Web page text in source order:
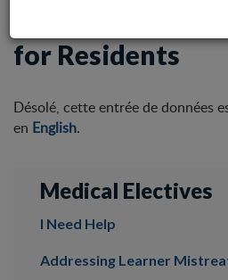
Clinical
for Residents
Désolé, cette entrée de données
en English.
Medical Electives
I Need Help
Addressing Learner